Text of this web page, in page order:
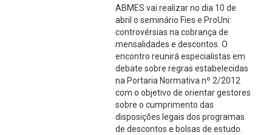
ABMES vai realizar no dia 10 de
abril o seminário Fies e ProUni:
controvérsias na cobrança de
mensalidades e descontos. O
encontro reunirá especialistas em
debate sobre regras estabelecidas
na Portaria Normativa nº 2/2012
com o objetivo de orientar gestores
sobre o cumprimento das
disposições legais dos programas
de descontos e bolsas de estudo.